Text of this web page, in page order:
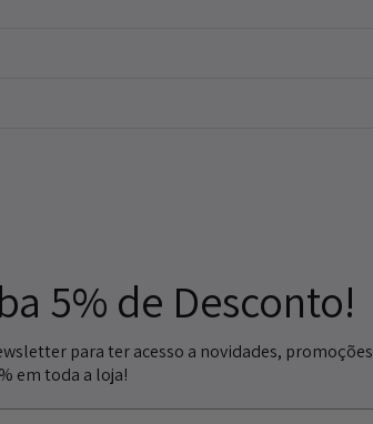
5% de Desconto!
para ter acesso a novidades, promoções
em toda a loja!